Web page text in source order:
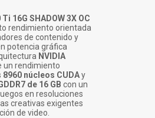
16G SHADOW 3X OC
rendimiento orientada
de contenido y
potencia gráfica
NVIDIA
un rendimiento
8960 núcleos CUDAy
de 16 GB con un
en resoluciones
creativas exigentes
de video.